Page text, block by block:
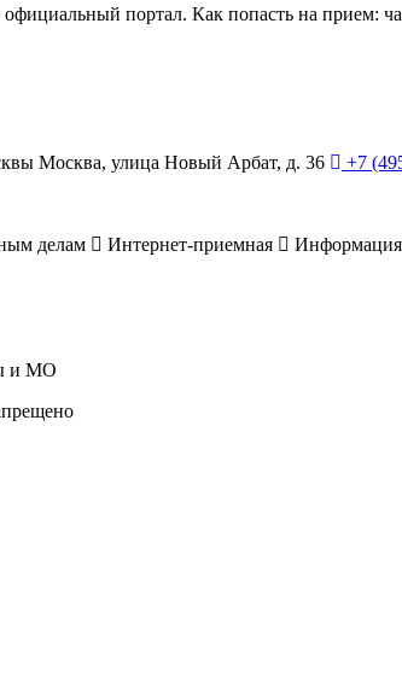
портал. Как попасть на прием:
Москва, улица Новый Арбат, д. 36 +7
делам Интернет-приемная
и МО